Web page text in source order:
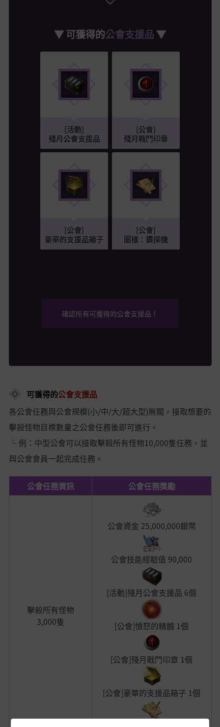
▼ 可獲得的公會支援品 ▼
[活動]
殘月公會支援品
[公會]
殘月戰鬥印章
[公會]
豪華的支援品箱子
[公會]
圖樣：鑽探機
確認所有可獲得的公會支援品！
可獲得的公會支援品
各公會任務與公會規模(小/中/大/超大型)無關，接取想要的
擊殺怪物目標數量之公會任務後即可進行。
└ 例：中型公會可以接取擊殺所有怪物10,000隻任務，並
與公會會員一起完成任務。
公會任務資訊 公會任務獎勵
擊殺所有怪物
3,000隻
公會資金 25,000,000銀幣
公會技能經驗值 90,000
[活動]殘月公會支援品 6個
[公會]憤怒的精髓 1個
[公會]殘月戰鬥印章 1個
[公會]豪華的支援品箱子 1個